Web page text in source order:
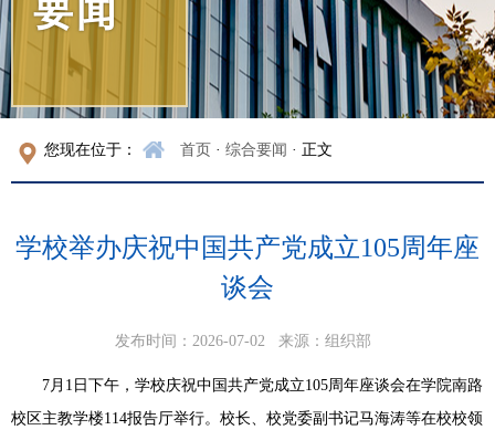
要闻
您现在位于： 首页 · 综合要闻 · 正文
学校举办庆祝中国共产党成立105周年座
谈会
发布时间：2026-07-02 来源：组织部
7月1日下午，学校庆祝中国共产党成立105周年座谈会在学院南路
校区主教学楼114报告厅举行。校长、校党委副书记马海涛等在校校领